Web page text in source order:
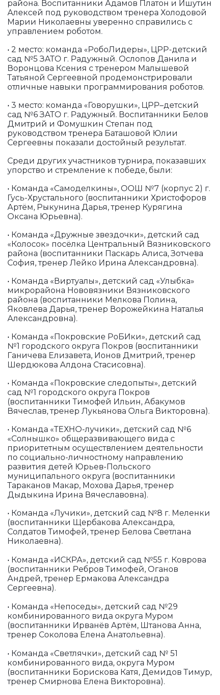
района. Воспитанники Адамов Платон и Ишутин
Алексей под руководством тренера Холодовой
Марии Николаевны уверенно справились с
управлением роботом.
• 2 место: команда «РобоЛидеры», ЦРР-детский
сад №5 ЗАТО г. Радужный. Ослопов Данила и
Воронцова Ксения с тренером Малышевой
Татьяной Сергеевной продемонстрировали
отличные навыки программирования роботов.
• 3 место: команда «Говорушки», ЦРР–детский
сад №6 ЗАТО г. Радужный. Воспитанники Белов
Дмитрий и Фомушкин Степан под
руководством тренера Баташовой Юлии
Сергеевны показали достойный результат.
Среди других участников турнира, показавших
упорство и стремление к победе, были:
• Команда «Самоделкины», ООШ №7 (корпус 2) г.
Гусь-Хрустального (воспитанники Христофоров
Артём, Рыкунина Дарья, тренер Курягина
Оксана Юрьевна).
• Команда «Дружные звездочки», детский сад
«Колосок» посёлка Центральный Вязниковского
района (воспитанники Паскарь Алиса, Зотчева
София, тренер Лейко Ирина Александровна).
• Команда «Виртуалы», детский сад «Улыбка»
микрорайона Нововязники Вязниковского
района (воспитанники Мелкова Полина,
Яковлева Дарья, тренер Ворожейкина Наталья
Александровна).
• Команда «Покровские РоБИки», детский сад
№1 городского округа Покров (воспитанники
Ганичева Елизавета, Ионов Дмитрий, тренер
Шердюкова Алдона Стасисовна).
• Команда «Покровские следопыты», детский
сад №1 городского округа Покров
(воспитанники Тимофей Ильин, Абакумов
Вячеслав, тренер Лукьянова Ольга Викторовна).
• Команда «ТЕХНО-лучики», детский сад №6
«Солнышко» общеразвивающего вида с
приоритетным осуществлением деятельности
по социально-личностному направлению
развития детей Юрьев-Польского
муниципального округа (воспитанники
Тараканов Макар, Мохова Дарья, тренер
Дыдыкина Ирина Вячеславовна).
• Команда «Лучики», детский сад №8 г. Меленки
(воспитанники Щербакова Александра,
Солдатов Тимофей, тренер Белова Светлана
Николаевна).
• Команда «ИСКРА», детский сад №55 г. Коврова
(воспитанники Ребров Тимофей, Оганов
Андрей, тренер Ермакова Александра
Сергеевна).
• Команда «Непоседы», детский сад №29
комбинированного вида округа Муром
(воспитанники Ирванёв Артём, Штанова Анна,
тренер Соколова Елена Анатольевна).
• Команда «Светлячки», детский сад № 51
комбинированного вида, округа Муром
(воспитанники Борискова Катя, Демидов Тимур,
тренер Смирнова Елена Викторовна).